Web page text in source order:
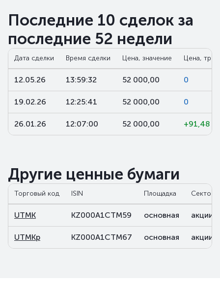
Последние 10 сделок за
последние 52 недели
Дата сделки Время сделки Цена, значение Цена,
12.05.26 13:59:32 52 000,00 0
19.02.26 12:25:41 52 000,00 0
26.01.26 12:07:00 52 000,00 +91,48
Другие ценные бумаги
Торговый код ISIN Площадка Сектор
UTMK KZ000A1CTM59 основная акции
UTMKp KZ000A1CTM67 основная акции